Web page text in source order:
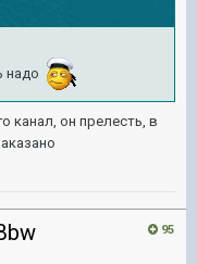
надо
канал, он прелесть, в
95